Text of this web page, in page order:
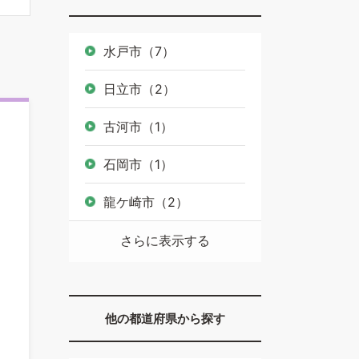
水戸市（7）
日立市（2）
古河市（1）
石岡市（1）
龍ケ崎市（2）
さらに表示する
他の都道府県から探す